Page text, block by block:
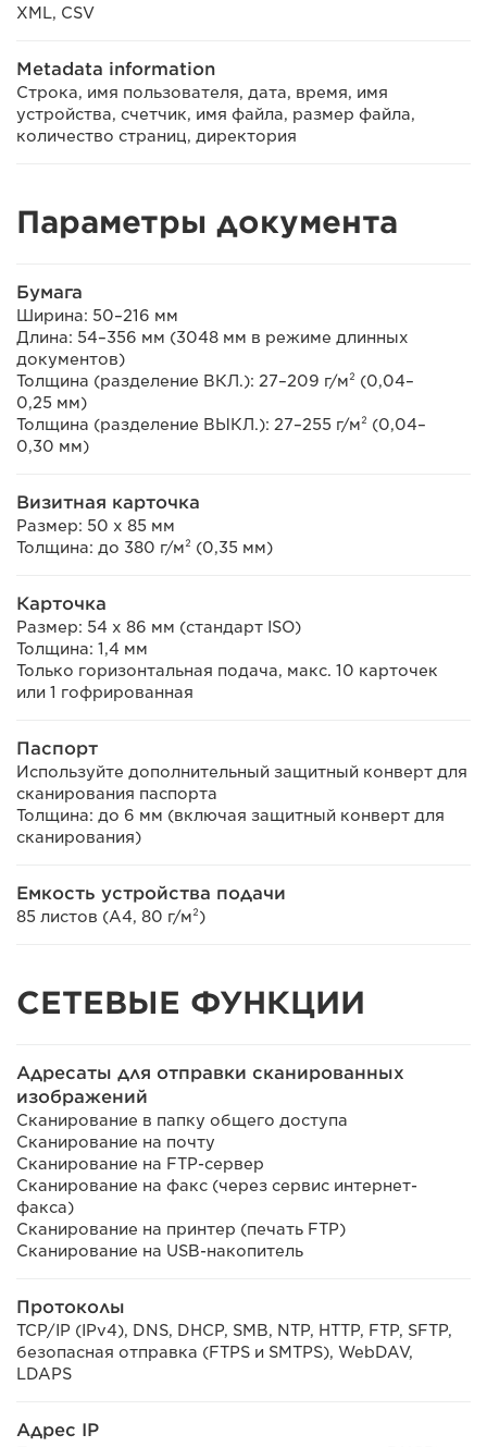
XML, CSV
Metadata information
Строка, имя пользователя, дата, время, имя
устройства, счетчик, имя файла, размер файла,
количество страниц, директория
Параметры документа
Бумага
Ширина: 50–216 мм
Длина: 54–356 мм (3048 мм в режиме длинных
документов)
Толщина (разделение ВКЛ.): 27–209 г/м² (0,04–
0,25 мм)
Толщина (разделение ВЫКЛ.): 27–255 г/м² (0,04–
0,30 мм)
Визитная карточка
Размер: 50 x 85 мм
Толщина: до 380 г/м² (0,35 мм)
Карточка
Размер: 54 x 86 мм (стандарт ISO)
Толщина: 1,4 мм
Только горизонтальная подача, макс. 10 карточек
или 1 гофрированная
Паспорт
Используйте дополнительный защитный конверт для
сканирования паспорта
Толщина: до 6 мм (включая защитный конверт для
сканирования)
Емкость устройства подачи
85 листов (A4, 80 г/м²)
СЕТЕВЫЕ ФУНКЦИИ
Адресаты для отправки сканированных
изображений
Сканирование в папку общего доступа
Сканирование на почту
Сканирование на FTP-сервер
Сканирование на факс (через сервис интернет-
факса)
Сканирование на принтер (печать FTP)
Сканирование на USB-накопитель
Протоколы
TCP/IP (IPv4), DNS, DHCP, SMB, NTP, HTTP, FTP, SFTP,
безопасная отправка (FTPS и SMTPS), WebDAV,
LDAPS
Адрес IP